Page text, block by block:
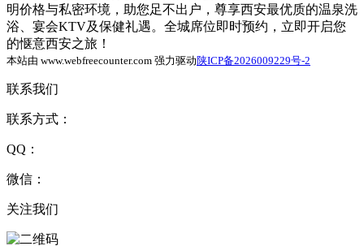
明价格与私密环境，助您足不出户，尊享西安最优质的温泉洗
浴、宴会KTV及保健礼遇。全城席位即时预约，立即开启您
的惬意西安之旅！
本站由 www.webfreecounter.com 强力驱动陕ICP备2026009229号-2
联系我们
联系方式：
QQ：
微信：
关注我们